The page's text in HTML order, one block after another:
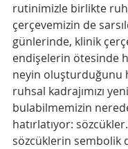
rutinimizle birlikte
çerçevemizin de
günlerinde, klinik
endişelerin ötesinde
neyin oluşturduğunu
ruhsal kadrajımızı
bulabilmemizin
hatırlatıyor:
sözcüklerin sembolik